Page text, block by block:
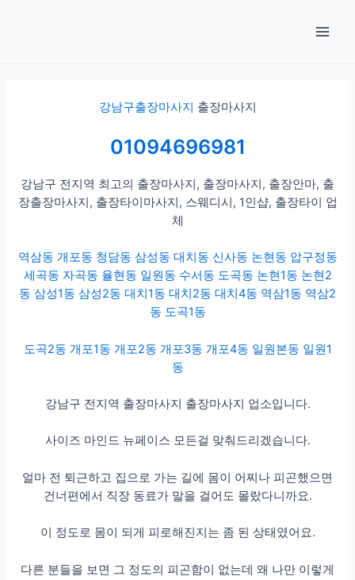
강남구출장마사지 출장마사지
01094696981
강남구 전지역 최고의 출장마사지, 출장마사지, 출장안마, 출
장출장마사지, 출장타이마사지, 스웨디시, 1인샵, 출장타이 업
체
역삼동 개포동 청담동 삼성동 대치동 신사동 논현동 압구정동
세곡동 자곡동 율현동 일원동 수서동 도곡동 논현1동 논현2
동 삼성1동 삼성2동 대치1동 대치2동 대치4동 역삼1동 역삼2
동 도곡1동
도곡2동 개포1동 개포2동 개포3동 개포4동 일원본동 일원1
동
강남구 전지역 출장마사지 출장마사지 업소입니다.
사이즈 마인드 뉴페이스 모든걸 맞춰드리겠습니다.
얼마 전 퇴근하고 집으로 가는 길에 몸이 어찌나 피곤했으면
건너편에서 직장 동료가 말을 걸어도 몰랐다니까요.
이 정도로 몸이 되게 피로해진지는 좀 된 상태였어요.
다른 분들을 보면 그 정도의 피곤함이 없는데 왜 나만 이렇게